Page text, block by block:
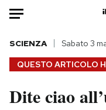
HOME
Italia
QUESTO ARTICOLO
SCIENZA Sabato 3
Dite ciao